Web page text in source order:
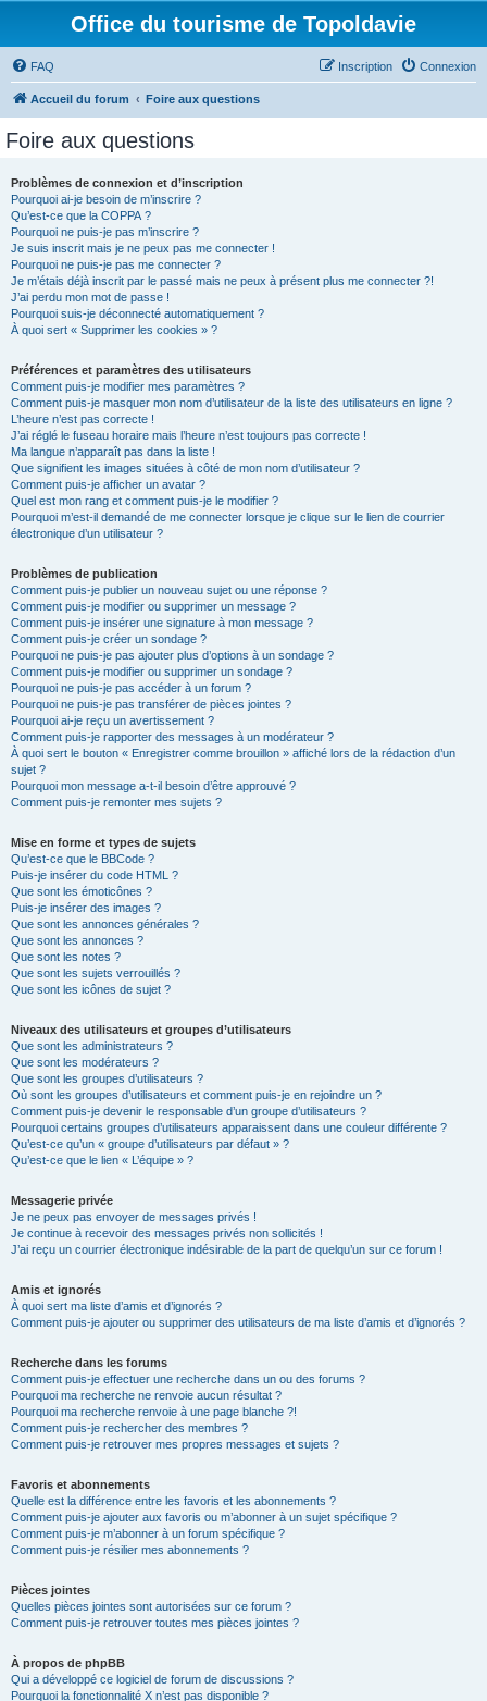
Office du tourisme de Topoldavie
FAQ Connexion
Inscription
Accueil du forum Foire aux questions
Foire aux questions
Problèmes de connexion et d’inscription
Pourquoi ai-je besoin de m’inscrire ?
Qu’est-ce que la COPPA ?
Pourquoi ne puis-je pas m’inscrire ?
Je suis inscrit mais je ne peux pas me connecter !
Pourquoi ne puis-je pas me connecter ?
Je m’étais déjà inscrit par le passé mais ne peux à présent plus me connecter ?!
J’ai perdu mon mot de passe !
Pourquoi suis-je déconnecté automatiquement ?
À quoi sert « Supprimer les cookies » ?
Préférences et paramètres des utilisateurs
Comment puis-je modifier mes paramètres ?
Comment puis-je masquer mon nom d’utilisateur de la liste des utilisateurs en ligne ?
L’heure n’est pas correcte !
J’ai réglé le fuseau horaire mais l’heure n’est toujours pas correcte !
Ma langue n’apparaît pas dans la liste !
Que signifient les images situées à côté de mon nom d’utilisateur ?
Comment puis-je afficher un avatar ?
Quel est mon rang et comment puis-je le modifier ?
Pourquoi m’est-il demandé de me connecter lorsque je clique sur le lien de courrier
électronique d’un utilisateur ?
Problèmes de publication
Comment puis-je publier un nouveau sujet ou une réponse ?
Comment puis-je modifier ou supprimer un message ?
Comment puis-je insérer une signature à mon message ?
Comment puis-je créer un sondage ?
Pourquoi ne puis-je pas ajouter plus d’options à un sondage ?
Comment puis-je modifier ou supprimer un sondage ?
Pourquoi ne puis-je pas accéder à un forum ?
Pourquoi ne puis-je pas transférer de pièces jointes ?
Pourquoi ai-je reçu un avertissement ?
Comment puis-je rapporter des messages à un modérateur ?
À quoi sert le bouton « Enregistrer comme brouillon » affiché lors de la rédaction d’un
sujet ?
Pourquoi mon message a-t-il besoin d’être approuvé ?
Comment puis-je remonter mes sujets ?
Mise en forme et types de sujets
Qu’est-ce que le BBCode ?
Puis-je insérer du code HTML ?
Que sont les émoticônes ?
Puis-je insérer des images ?
Que sont les annonces générales ?
Que sont les annonces ?
Que sont les notes ?
Que sont les sujets verrouillés ?
Que sont les icônes de sujet ?
Niveaux des utilisateurs et groupes d’utilisateurs
Que sont les administrateurs ?
Que sont les modérateurs ?
Que sont les groupes d’utilisateurs ?
Où sont les groupes d’utilisateurs et comment puis-je en rejoindre un ?
Comment puis-je devenir le responsable d’un groupe d’utilisateurs ?
Pourquoi certains groupes d’utilisateurs apparaissent dans une couleur différente ?
Qu’est-ce qu’un « groupe d’utilisateurs par défaut » ?
Qu’est-ce que le lien « L’équipe » ?
Messagerie privée
Je ne peux pas envoyer de messages privés !
Je continue à recevoir des messages privés non sollicités !
J’ai reçu un courrier électronique indésirable de la part de quelqu’un sur ce forum !
Amis et ignorés
À quoi sert ma liste d’amis et d’ignorés ?
Comment puis-je ajouter ou supprimer des utilisateurs de ma liste d’amis et d’ignorés ?
Recherche dans les forums
Comment puis-je effectuer une recherche dans un ou des forums ?
Pourquoi ma recherche ne renvoie aucun résultat ?
Pourquoi ma recherche renvoie à une page blanche ?!
Comment puis-je rechercher des membres ?
Comment puis-je retrouver mes propres messages et sujets ?
Favoris et abonnements
Quelle est la différence entre les favoris et les abonnements ?
Comment puis-je ajouter aux favoris ou m’abonner à un sujet spécifique ?
Comment puis-je m’abonner à un forum spécifique ?
Comment puis-je résilier mes abonnements ?
Pièces jointes
Quelles pièces jointes sont autorisées sur ce forum ?
Comment puis-je retrouver toutes mes pièces jointes ?
À propos de phpBB
Qui a développé ce logiciel de forum de discussions ?
Pourquoi la fonctionnalité X n’est pas disponible ?